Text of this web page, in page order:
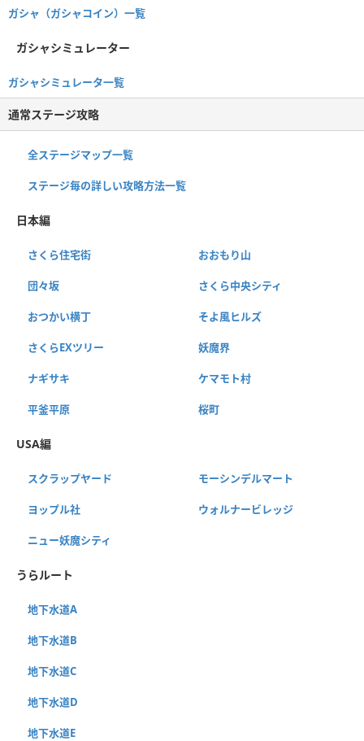
ガシャ（ガシャコイン）一覧
ガシャシミュレーター
ガシャシミュレータ一覧
通常ステージ攻略
全ステージマップ一覧
ステージ毎の詳しい攻略方法一覧
日本編
さくら住宅街 おおもり山
団々坂 さくら中央シティ
おつかい横丁 そよ風ヒルズ
さくらEXツリー 妖魔界
ナギサキ ケマモト村
平釜平原 桜町
USA編
スクラップヤード モーシンデルマート
ヨップル社 ウォルナービレッジ
ニュー妖魔シティ
うらルート
地下水道A
地下水道B
地下水道C
地下水道D
地下水道E